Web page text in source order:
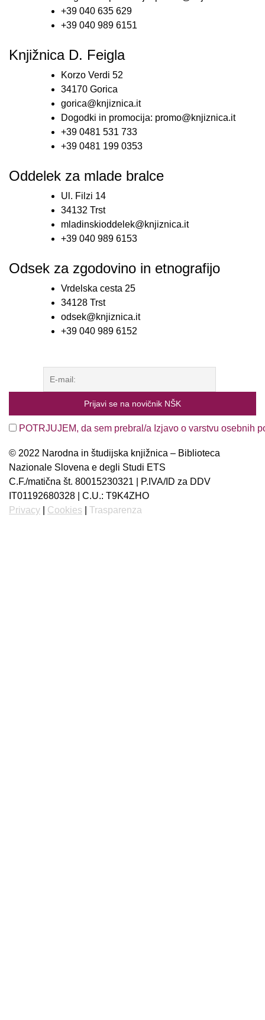
+39 040 635 629
+39 040 989 6151
Knjižnica D. Feigla
Korzo Verdi 52
34170 Gorica
gorica@knjiznica.it
Dogodki in promocija: promo@knjiznica.it
+39 0481 531 733
+39 0481 199 0353
Oddelek za mlade bralce
Ul. Filzi 14
34132 Trst
mladinskioddelek@knjiznica.it
+39 040 989 6153
Odsek za zgodovino in etnografijo
Vrdelska cesta 25
34128 Trst
odsek@knjiznica.it
+39 040 989 6152
POTRJUJEM, da sem prebral/a Izjavo o varstvu osebnih
© 2022 Narodna in študijska knjižnica – Biblioteca
Nazionale Slovena e degli Studi ETS
C.F./matična št. 80015230321 | P.IVA/ID za DDV
IT01192680328 | C.U.: T9K4ZHO
Privacy
Cookies Trasparenza